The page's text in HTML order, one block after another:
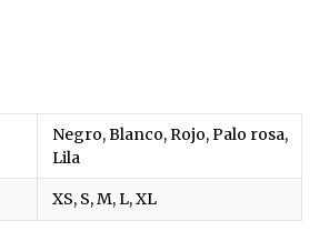
Negro, Blanco, Rojo, Palo rosa,
Lila
XS, S, M, L, XL